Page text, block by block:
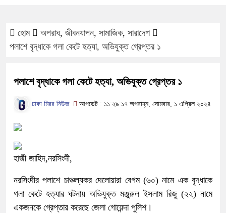
হোম অপরাধ, জীবনযাপন, সামাজিক, সারাদেশ
পলাশে বৃদ্ধাকে গলা কেটে হত্যা, অভিযুক্ত গ্রেপ্তর ১
পলাশে বৃদ্ধাকে গলা কেটে হত্যা, অভিযুক্ত গ্রেপ্তর ১
ঢাকা মিরর নিউজ আপডেট : ১১:২৯:১৭ অপরাহ্ন, সোমবার, ১ এপ্রিল ২০২৪
হাজী জাহিদ,নরসিংদী,
নরসিংদীর পলাশে চাঞ্চল্যকর দেলোয়ারা বেগম (৬০) নামে এক বৃদ্ধাকে
গলা কেটে হত্যার ঘটনায় অভিযুক্ত মঞ্জুরুল ইসলাম রিজু (২২) নামে
একজনকে গ্রেপ্তার করেছে জেলা গোয়েন্দা পুলিশ।